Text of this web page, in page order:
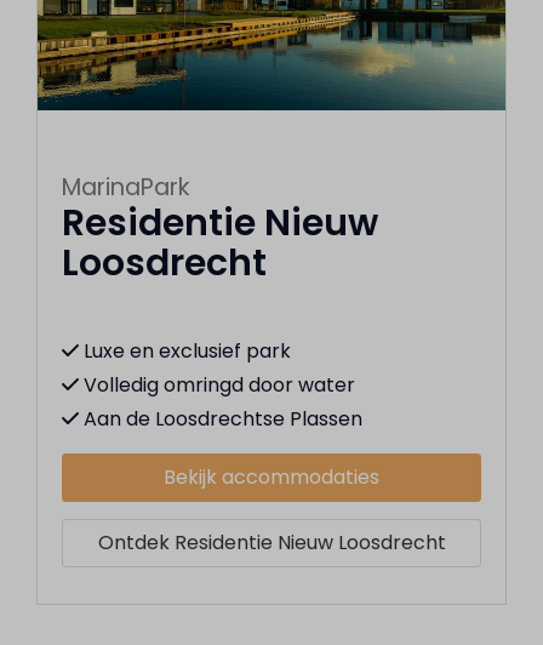
MarinaPark
Residentie Nieuw
Loosdrecht
Luxe en exclusief park
Volledig omringd door water
Aan de Loosdrechtse Plassen
Bekijk accommodaties
Ontdek Residentie Nieuw Loosdrecht